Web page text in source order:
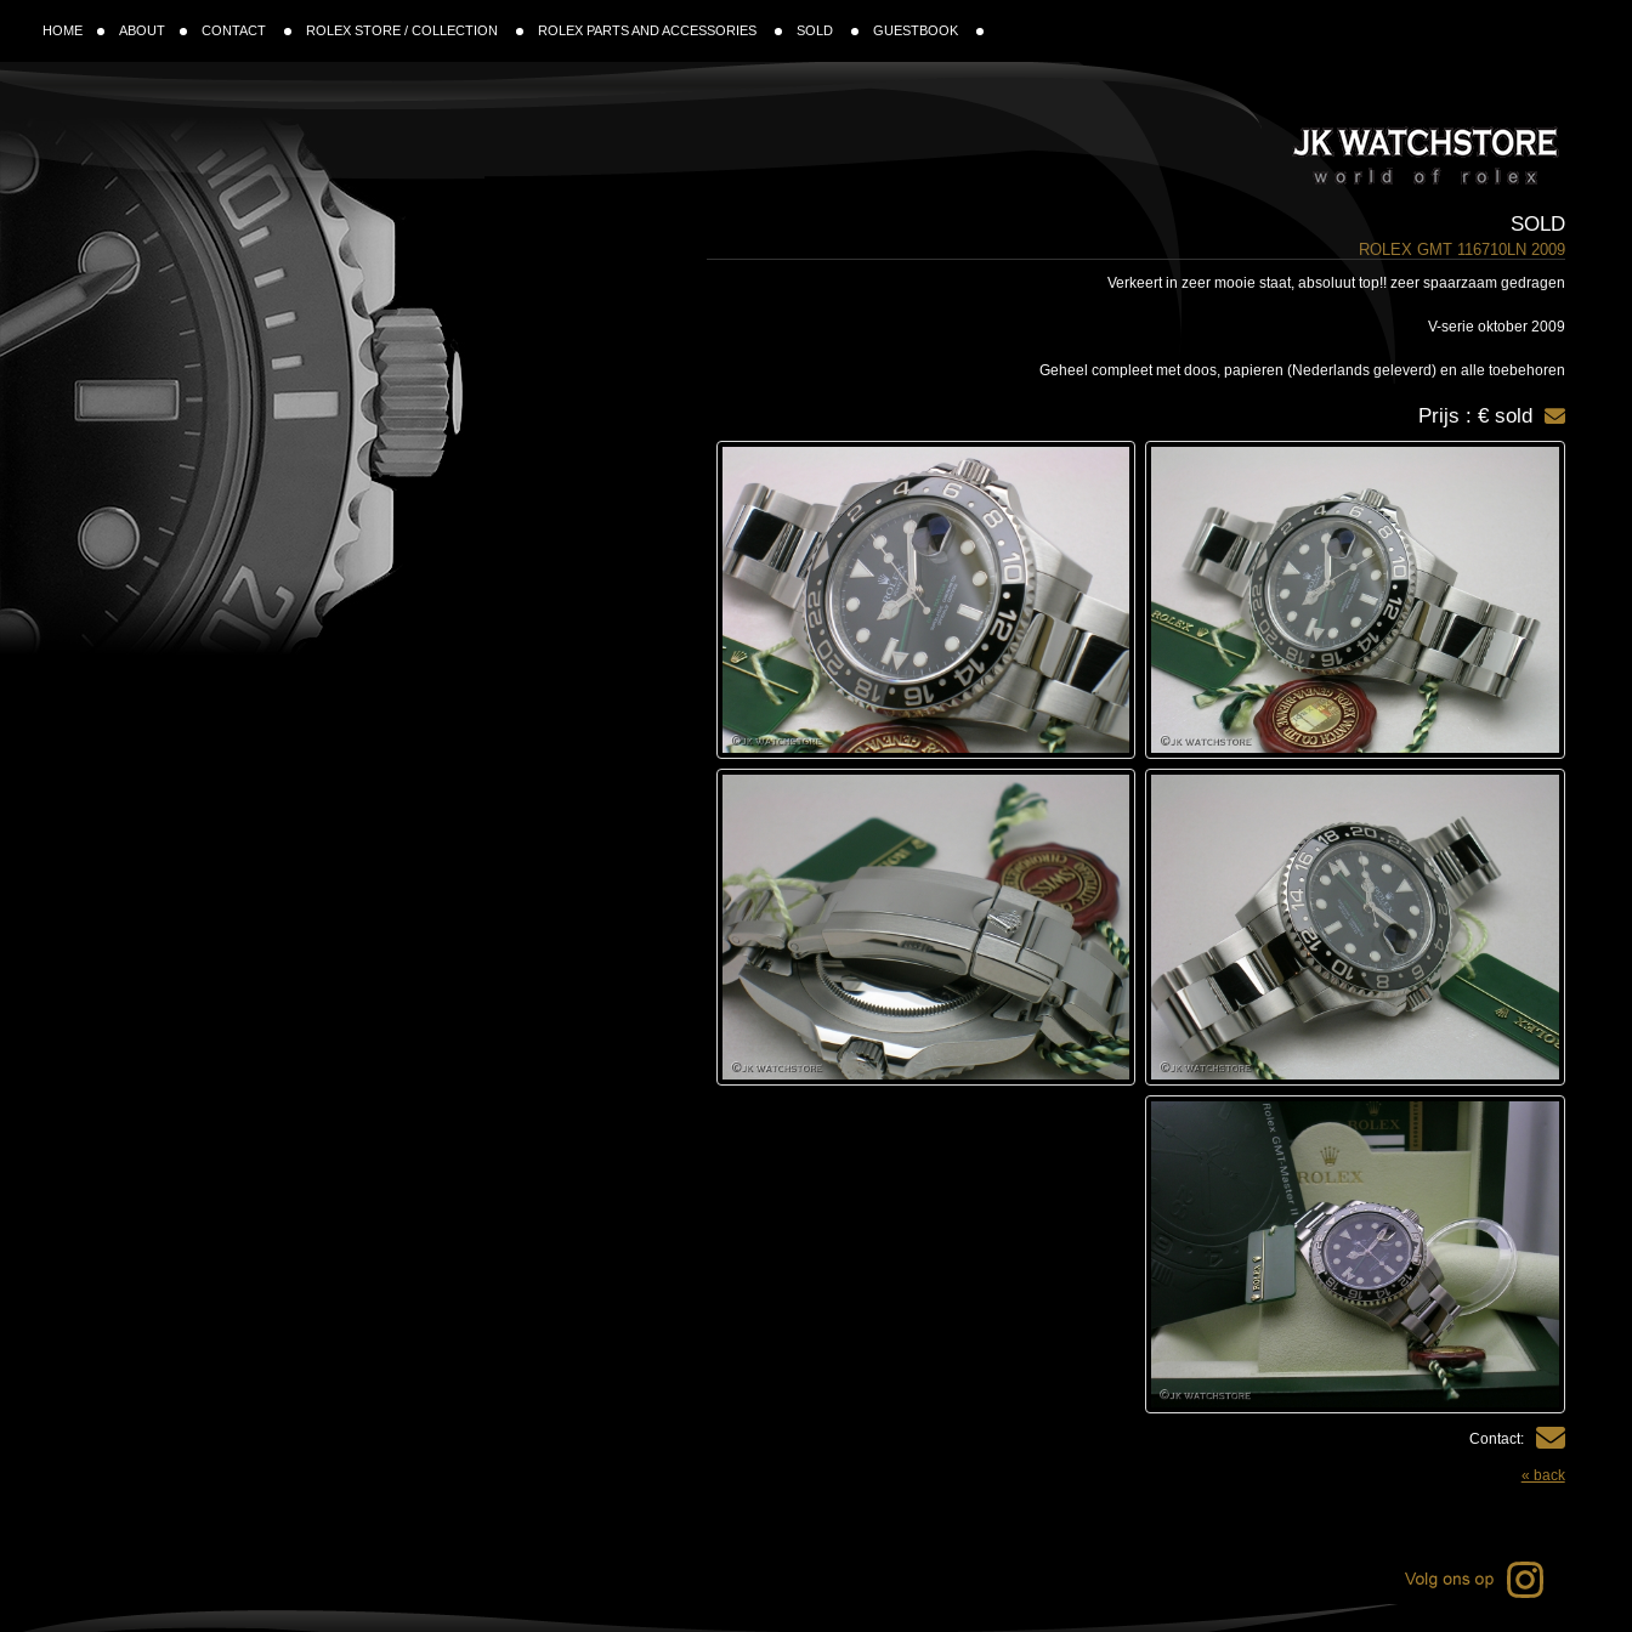
HOME ABOUT CONTACT ROLEX STORE / COLLECTION ROLEX PARTS AND ACCESSORIES SOLD GUESTBOOK
SOLD
ROLEX GMT 116710LN 2009
Verkeert in zeer mooie staat, absoluut top!! zeer spaarzaam gedragen
V-serie oktober 2009
Geheel compleet met doos, papieren (Nederlands geleverd) en alle toebehoren
Prijs : € sold
Contact:
« back